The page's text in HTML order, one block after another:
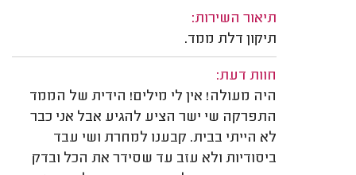
תיאור השירות:
תיקון דלת ממד.
חוות דעת:
היה מעולה! אין לי מילים! הידית של הממד
התפרקה שי ישר הציע להגיע אבל אני כבר
לא הייתי בבית. קבענו למחרת ושי עבד
ביסודיות ולא עזב עד שסידר את הכל ובדק